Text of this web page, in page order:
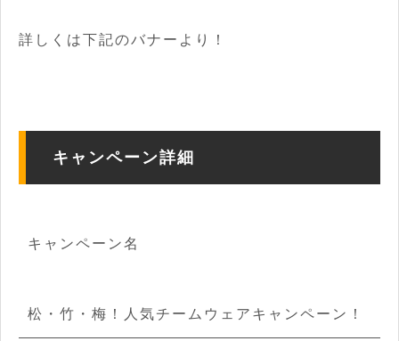
詳しくは下記のバナーより！
キャンペーン詳細
キャンペーン名
松・竹・梅！人気チームウェアキャンペーン！